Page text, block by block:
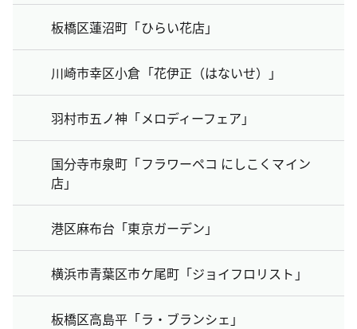
板橋区蓮沼町「ひらい花店」
川崎市幸区小倉「花伊正（はないせ）」
羽村市五ノ神「メロディーフェア」
国分寺市泉町「フラワーペコ にしこくマイン
店」
港区麻布台「東京ガーデン」
横浜市青葉区市ケ尾町「ジョイフロリスト」
板橋区高島平「ラ・ブランシェ」